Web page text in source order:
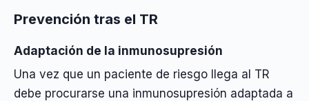
Prevención tras el TR
Adaptación de la inmunosupresión
Una vez que un paciente de riesgo llega al TR
debe procurarse una inmunosupresión adaptada a